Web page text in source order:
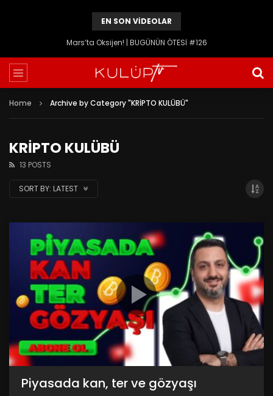
EN SON VIDEOLAR
Yaşasın Cumhuriyet! | BUGÜNÜN ÖTESİ #125
Home Archive by Category "KRİPTO KULÜBÜ"
KRİPTO KULÜBÜ
13 POSTS
SORT BY: LATEST
Piyasada kan, ter ve gözyaşı